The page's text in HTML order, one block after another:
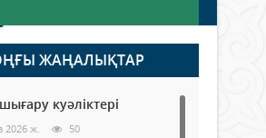
ЖАҢАЛЫҚТАР
куәліктері
2026 ж. 50